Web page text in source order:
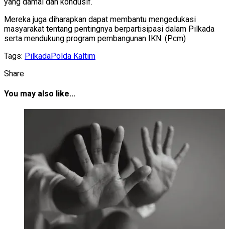
Mereka juga diharapkan dapat membantu mengedukasi
masyarakat tentang pentingnya berpartisipasi dalam Pilkada
serta mendukung program pembangunan IKN. (Pcm)
Tags: PilkadaPolda Kaltim
Share
You may also like...